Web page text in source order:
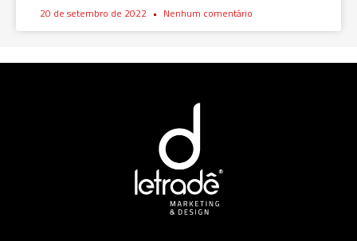
20 de setembro de 2022 Nenhum comentário